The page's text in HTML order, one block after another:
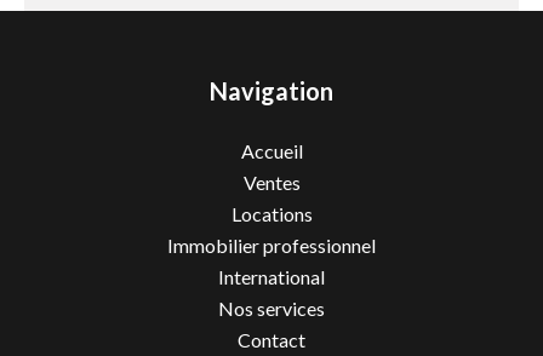
Navigation
Accueil
Ventes
Locations
Immobilier professionnel
International
Nos services
Contact